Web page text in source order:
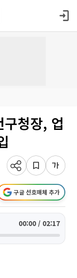
구청장, 업
구글 선호매체 추가
00:00 / 02:17